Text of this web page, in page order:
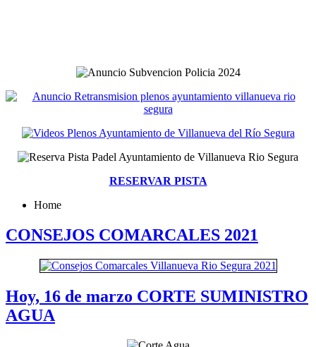
RESERVAR PISTA
Home
CONSEJOS COMARCALES 2021
Hoy, 16 de marzo CORTE SUMINISTRO
AGUA